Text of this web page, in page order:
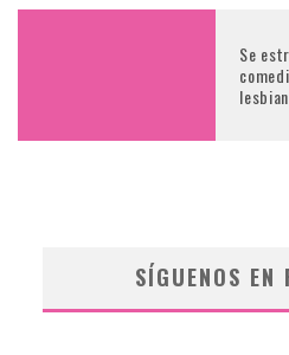
Se
SÍGUENOS EN